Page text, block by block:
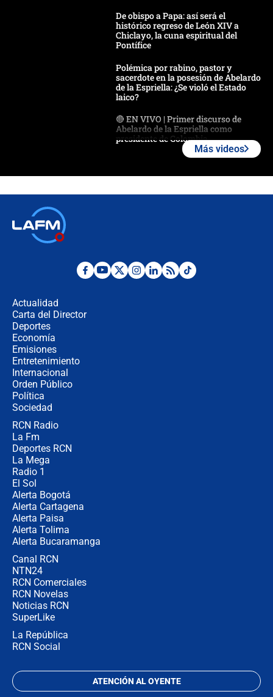
De obispo a Papa: así será el
histórico regreso de León XIV a
Chiclayo, la cuna espiritual del
Pontífice
Polémica por rabino, pastor y
sacerdote en la posesión de Abelardo
de la Espriella: ¿Se violó el Estado
laico?
🔴 EN VIVO | Primer discurso de
Abelardo de la Espriella como
presidente de Colombia
Desde dermatitis hasta infecciones:
Más videos
Actualidad
Carta del Director
Deportes
Economía
Emisiones
Entretenimiento
Internacional
Orden Público
Política
Sociedad
RCN Radio
La Fm
Deportes RCN
La Mega
Radio 1
El Sol
Alerta Bogotá
Alerta Cartagena
Alerta Paisa
Alerta Tolima
Alerta Bucaramanga
Canal RCN
NTN24
RCN Comerciales
RCN Novelas
Noticias RCN
SuperLike
La República
RCN Social
ATENCIÓN AL OYENTE